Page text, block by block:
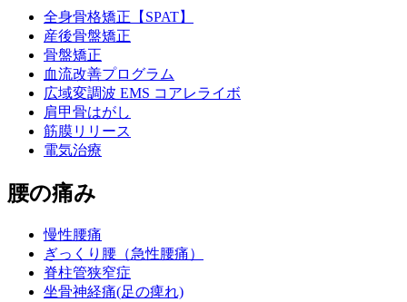
全身骨格矯正【SPAT】
産後骨盤矯正
骨盤矯正
血流改善プログラム
広域変調波 EMS コアレライボ
肩甲骨はがし
筋膜リリース
電気治療
腰の痛み
慢性腰痛
ぎっくり腰（急性腰痛）
脊柱管狭窄症
坐骨神経痛(足の痺れ)